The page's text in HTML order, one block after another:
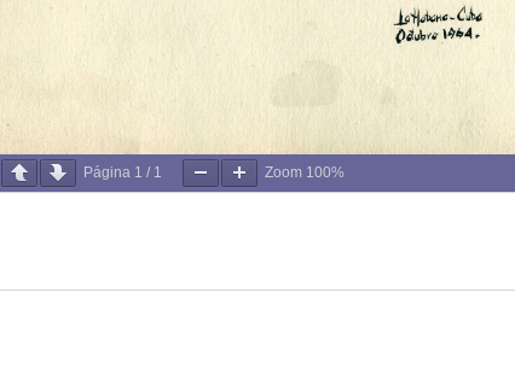
Página 1 / 1 Zoom 100%